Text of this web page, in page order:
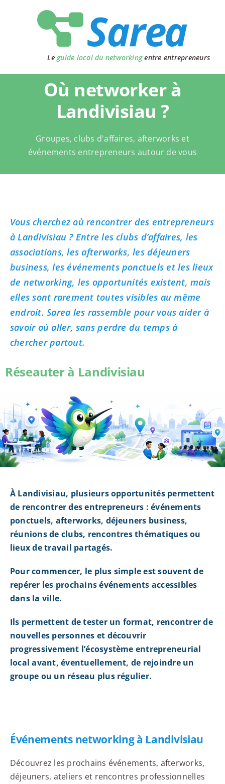
Le guide local du networkingentre entrepreneurs
Où networker à
Landivisiau ?
Groupes, clubs d'affaires, afterworks et
événements entrepreneurs autour de vous
Vous cherchez où rencontrer des entrepreneurs
à Landivisiau ? Entre les clubs d’affaires, les
associations, les afterworks, les déjeuners
business, les événements ponctuels et les lieux
de networking, les opportunités existent, mais
elles sont rarement toutes visibles au même
endroit. Sarea les rassemble pour vous aider à
savoir où aller, sans perdre du temps à
chercher partout.
Réseauter à Landivisiau
À Landivisiau, plusieurs opportunités permettent
de rencontrer des entrepreneurs : événements
ponctuels, afterworks, déjeuners business,
réunions de clubs, rencontres thématiques ou
lieux de travail partagés.
Pour commencer, le plus simple est souvent de
repérer les prochains événements accessibles
dans la ville.
Ils permettent de tester un format, rencontrer de
nouvelles personnes et découvrir
progressivement l’écosystème entrepreneurial
local avant, éventuellement, de rejoindre un
groupe ou un réseau plus régulier.
Événements networking à Landivisiau
Découvrez les prochains événements, afterworks,
déjeuners, ateliers et rencontres professionnelles